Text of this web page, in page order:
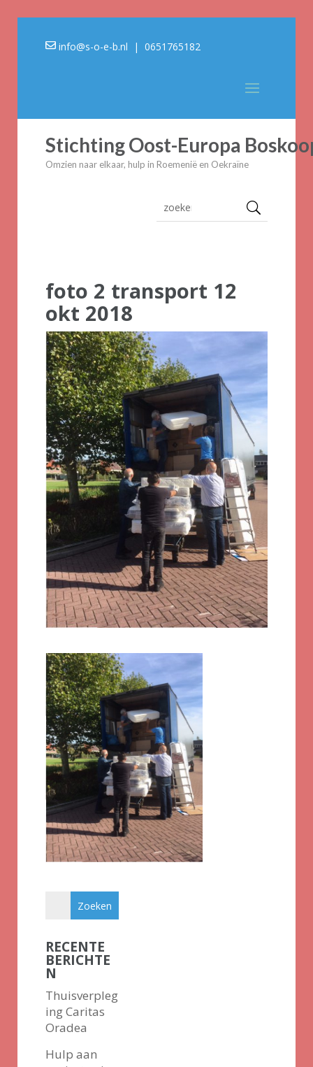
info@s-o-e-b.nl | 0651765182
Stichting Oost-Europa
Omzien naar elkaar, hulp in Roemenië en Oekraïne
foto 2 transport 12
okt 2018
RECENTE
BERICHTE
N
Thuisverpleg
ing Caritas
Oradea
Hulp aan